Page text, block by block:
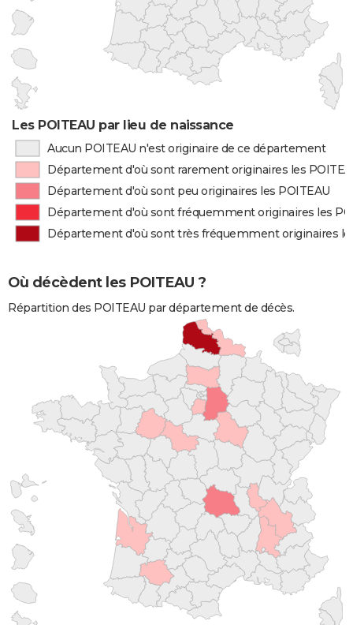
Les POITEAU par lieu de naissance
Aucun POITEAU n'est originaire de ce département
Département d'où sont rarement originaires les
Département d'où sont peu originaires les POITEAU
Département d'où sont fréquemment originaires les
Département d'où sont très fréquemment originaires
Où décèdent les POITEAU ?
Répartition des POITEAU par département de décès.